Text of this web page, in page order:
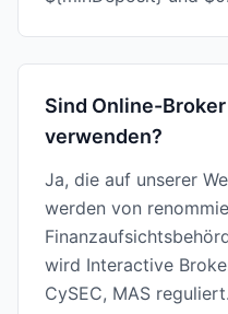
Sind Online-
verwenden?
Ja, die auf unserer
werden von
wird Interactive
CySEC, MAS